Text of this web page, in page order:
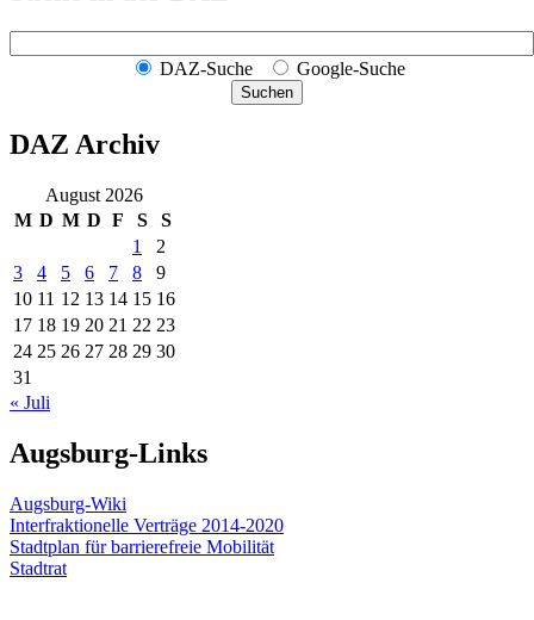
DAZ-Suche Google-Suche
Suchen
DAZ Archiv
August 2026
M D M D F S
S
1
2
3
4 5 6 7 8
9
10 11 12 13 14 15 16
17 18 19 20 21 22 23
24 25 26 27 28 29 30
31
« Juli
Augsburg-Links
Augsburg-Wiki
Interfraktionelle Verträge 2014-2020
Stadtplan für barrierefreie Mobilität
Stadtrat